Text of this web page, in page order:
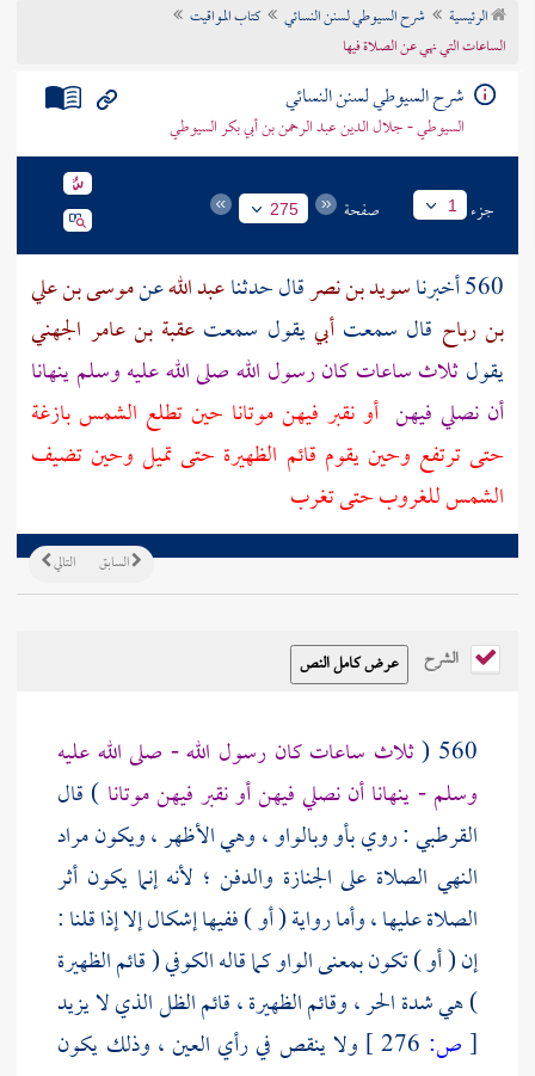
تراجم الأعلام
الرئيسية شرح السيوطي لسنن النسائي
كتاب المواقيت
الساعات التي نهي عن الصلاة فيها
شرح السيوطي لسنن النسائي
السيوطي - جلال الدين عبد الرحمن بن أبي بكر السيوطي
جزء 1 صفحة 275
560 أخبرنا سويد بن نصرقال حدثناعبد اللهعنموسى بن علي
بن رباح قال سمعتأبييقول سمعت عقبة بن عامر الجهني
يقولثلاث ساعات كان رسول الله صلى الله عليه وسلم ينهانا
أن نصلي فيهن أو نقبر فيهن موتانا حين تطلع الشمس بازغة
حتى ترتفع وحين يقوم قائم الظهيرة حتى تميل وحين تضيف
الشمس للغروب حتى تغرب
التالي السابق
الشرح
560 ( ثلاث ساعات كان رسول الله - صلى الله عليه
وسلم - ينهانا أن نصلي فيهن أو نقبر فيهن موتانا ) قال
القرطبي: روي بأو وبالواو ، وهي الأظهر ، ويكون مراد
النهي الصلاة على الجنازة والدفن ؛ لأنه إنما يكون أثر
الصلاة عليها ، وأما رواية ( أو ) ففيها إشكال إلا إذا قلنا :
إن ( أو ) تكون بمعنى الواو كما قالهالكوفي( قائم الظهيرة
) هي شدة الحر ، وقائم الظهيرة ، قائم الظل الذي لا يزيد
[ص:
ولا ينقص في رأي العين ، وذلك يكون